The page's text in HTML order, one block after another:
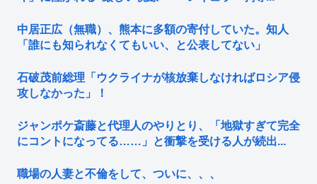
中居正広（無職）、熊本に多額の寄付していた。知人
「誰にも知られなくてもいい、と公表してない」
石破茂前総理「ウクライナが核放棄しなければロシア侵
攻しなかった」！
ジャンポケ斎藤と代理人のやりとり、「地獄すぎて完全
にコントになってる……」と衝撃を受ける人が続出...
職場の人妻と不倫をして、ついに、、、